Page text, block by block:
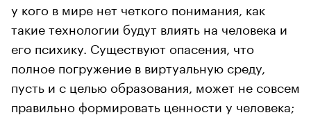
у кого в мире нет четкого понимания, как
такие технологии будут влиять на человека и
его психику. Существуют опасения, что
полное погружение в виртуальную среду,
пусть и с целью образования, может не совсем
правильно формировать ценности у человека;